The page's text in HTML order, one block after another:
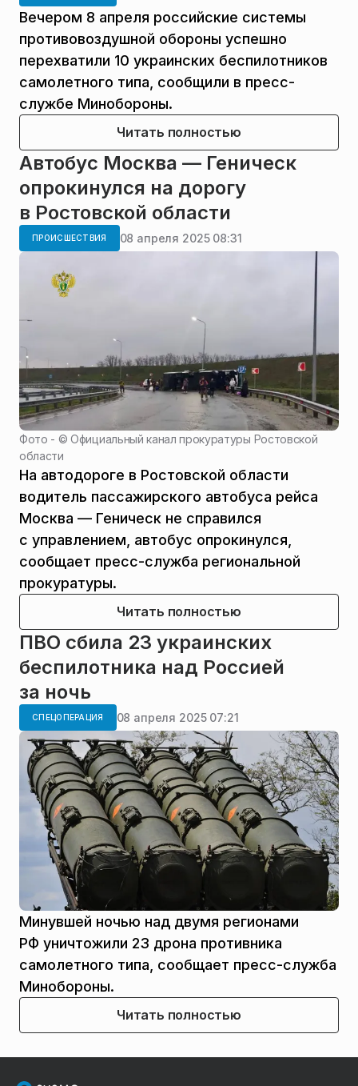
Вечером 8 апреля российские системы
противовоздушной обороны успешно
перехватили 10 украинских беспилотников
самолетного типа, сообщили в пресс-
службе Минобороны.
Читать полностью
Автобус Москва — Геническ
опрокинулся на дорогу
в Ростовской области
ПРОИСШЕСТВИЯ 08 апреля 2025 08:31
Фото - ©Официальный канал прокуратуры Ростовской
области
На автодороге в Ростовской области
водитель пассажирского автобуса рейса
Москва — Геническ не справился
с управлением, автобус опрокинулся,
сообщает пресс-служба региональной
прокуратуры.
Читать полностью
ПВО сбила 23 украинских
беспилотника над Россией
за ночь
СПЕЦОПЕРАЦИЯ 08 апреля 2025 07:21
Минувшей ночью над двумя регионами
РФ уничтожили 23 дрона противника
самолетного типа, сообщает пресс-служба
Минобороны.
Читать полностью